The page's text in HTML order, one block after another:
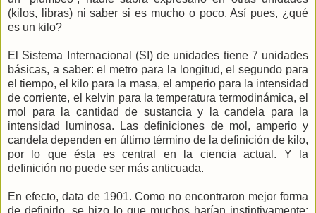
(kilos, libras) ni saber si es mucho o poco. Así pues, ¿qué
es un kilo?
El Sistema Internacional (SI) de unidades tiene 7 unidades
básicas, a saber: el metro para la longitud, el segundo para
el tiempo, el kilo para la masa, el amperio para la intensidad
de corriente, el kelvin para la temperatura termodinámica, el
mol para la cantidad de sustancia y la candela para la
intensidad luminosa. Las definiciones de mol, amperio y
candela dependen en último término de la definición de kilo,
por lo que ésta es central en la ciencia actual. Y la
definición no puede ser más anticuada.
En efecto, data de 1901. Como no encontraron mejor forma
de definirlo, se hizo lo que muchos harían instintivamente: